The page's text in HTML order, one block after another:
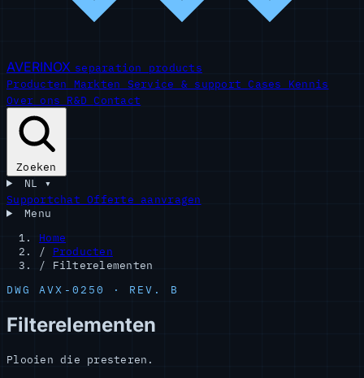
AVERINOX separation products
Producten Markten Service & support Cases Kennis
Over ons R&D Contact
Zoeken
NL ▾
SupportchatOfferte aanvragen
Menu
Home
/
Producten
/
Filterelementen
DWG AVX-0250 · REV. B
Filterelementen
Plooien die presteren.